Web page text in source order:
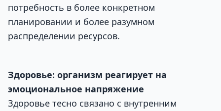
потребность в более конкретном
планировании и более разумном
распределении ресурсов.
Здоровье: организм реагирует на
эмоциональное напряжение
Здоровье тесно связано с внутренним